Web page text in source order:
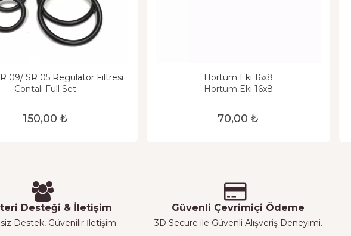
09/ SR 05 Regülatör Filtresi
Contalı Full Set
150,00 ₺
Hortum Eki 16x8
Hortum Eki 16x8
70,00 ₺
Desteği & İletişim
Destek, Güvenilir İletişim.
Güvenli Çevrimiçi Ödeme
3D Secure ile Güvenli Alışveriş Deneyimi.